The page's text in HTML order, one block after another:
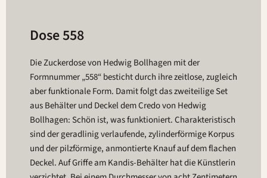
Dose 558
Die Zuckerdose von Hedwig Bollhagen mit der
Formnummer „558“ besticht durch ihre zeitlose, zugleich
aber funktionale Form. Damit folgt das zweiteilige Set
aus Behälter und Deckel dem Credo von Hedwig
Bollhagen: Schön ist, was funktioniert. Charakteristisch
sind der geradlinig verlaufende, zylinderförmige Korpus
und der pilzförmige, anmontierte Knauf auf dem flachen
Deckel. Auf Griffe am Kandis-Behälter hat die Künstlerin